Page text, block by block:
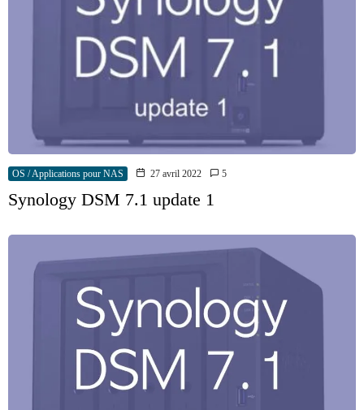
OS / Applications pour NAS 27 avril 2022 5
Synology DSM 7.1 update 1